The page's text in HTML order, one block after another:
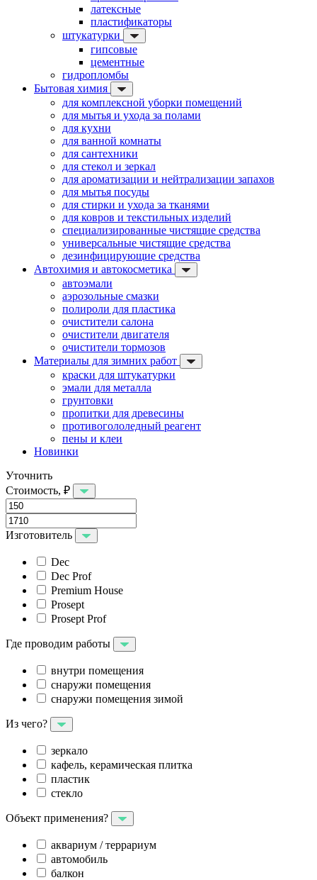
латексные
пластификаторы
штукатурки
гипсовые
цементные
гидропломбы
Бытовая химия
для комплексной уборки помещений
для мытья и ухода за полами
для кухни
для ванной комнаты
для сантехники
для стекол и зеркал
для ароматизации и нейтрализации запахов
для мытья посуды
для стирки и ухода за тканями
для ковров и текстильных изделий
специализированные чистящие средства
универсальные чистящие средства
дезинфицирующие средства
Автохимия и автокосметика
автоэмали
аэрозольные смазки
полироли для пластика
очистители салона
очистители двигателя
очистители тормозов
Материалы для зимних работ
краски для штукатурки
эмали для металла
грунтовки
пропитки для древесины
противогололедный реагент
пены и клеи
Новинки
Уточнить
Стоимость, ₽
Изготовитель
Dec
Dec Prof
Premium House
Prosept
Prosept Prof
Где проводим работы
внутри помещения
снаружи помещения
снаружи помещения зимой
Из чего?
зеркало
кафель, керамическая плитка
пластик
стекло
Объект применения?
аквариум / террариум
автомобиль
балкон